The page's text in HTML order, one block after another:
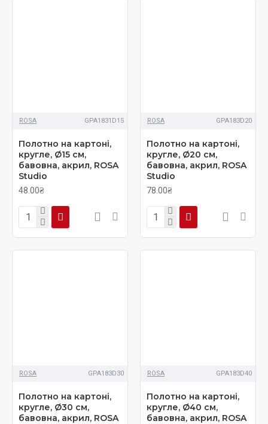
ROSA GPA1831D15
Полотно на картоні,
кругле, Ø15 см,
бавовна, акрил, ROSA
Studio
48.00₴
ROSA GPA183D20
Полотно на картоні,
кругле, Ø20 см,
бавовна, акрил, ROSA
Studio
78.00₴
ROSA GPA183D30
Полотно на картоні,
кругле, Ø30 см,
бавовна, акрил, ROSA
ROSA GPA183D40
Полотно на картоні,
кругле, Ø40 см,
бавовна, акрил, ROSA